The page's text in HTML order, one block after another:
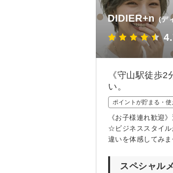
DIDIER+n (デ
《守山駅徒歩
い。
ポイントが貯まる・使
《お子様連れ歓迎
☆ビジネススタイル
違いを体感してみま
スペシャル